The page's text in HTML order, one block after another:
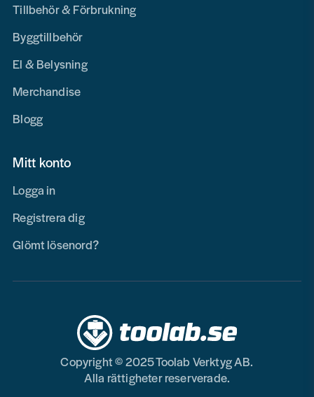
Tillbehör & Förbrukning
Byggtillbehör
El & Belysning
Merchandise
Blogg
Mitt konto
Logga in
Registrera dig
Glömt lösenord?
Copyright © 2025 Toolab Verktyg AB.
Alla rättigheter reserverade.